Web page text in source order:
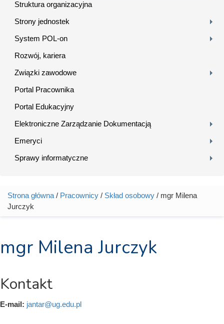
Struktura organizacyjna
Strony jednostek
System POL-on
Rozwój, kariera
Związki zawodowe
Portal Pracownika
Portal Edukacyjny
Elektroniczne Zarządzanie Dokumentacją
Emeryci
Sprawy informatyczne
Jesteś tutaj
Strona główna / Pracownicy / Skład osobowy / mgr Milena
Jurczyk
mgr Milena Jurczyk
Kontakt
E-mail: jantar@ug.edu.pl